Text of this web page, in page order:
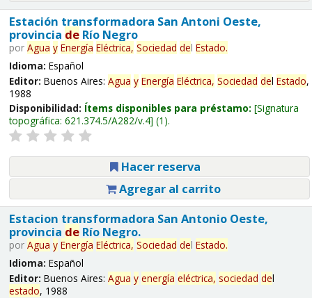
Estación transformadora San Antoni Oeste,
provincia deRío Negro
por Agua y Energía Eléctrica, Sociedad del Estado.
Idioma: Español
Editor: Buenos Aires: Agua y Energía Eléctrica, Sociedad del Estado,
1988
Disponibilidad: Ítems disponibles para préstamo: Signatura
topográfica: 621.374.5/A282/v.4 (1).
Hacer reserva
Agregar al carrito
Estacion transformadora San Antonio Oeste,
provincia deRío Negro.
por Agua y Energía Eléctrica, Sociedad del Estado.
Idioma: Español
Editor: Buenos Aires: Agua y energía eléctrica, sociedad del
estado, 1988